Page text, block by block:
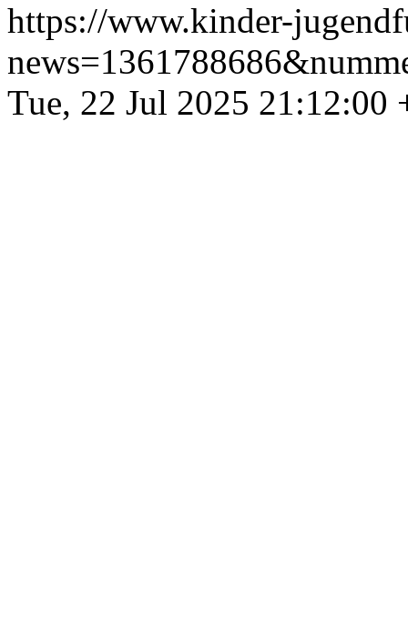
https://www.kinder-
Tue, 22 Jul 2025 21:12:00